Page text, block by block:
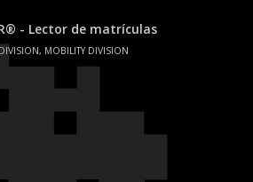
- Lector de matrículas
MOBILITY DIVISION